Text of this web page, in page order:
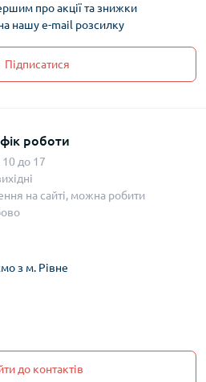
про акції та знижки
нашу e-mail розсилку
Підписатися
роботи
до 17
на сайті, можна робити
з м. Рівне
до контактів